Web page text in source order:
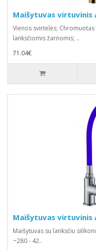
Maišytuvas virtuvinis
Vienos svirtelės;
lanksčiomis žarnomis; ..
71.04€
Maišytuvas virtuvinis
Maišytuvas su lanksčiu
~280 - 42..